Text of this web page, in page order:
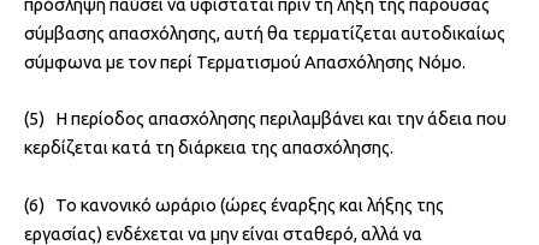
πρόσληψη παύσει να υφίσταται πριν τη λήξη της παρούσας
σύμβασης απασχόλησης, αυτή θα τερματίζεται αυτοδικαίως
σύμφωνα με τον περί Τερματισμού Απασχόλησης Νόμο.
(5) Η περίοδος απασχόλησης περιλαμβάνει και την άδεια που
κερδίζεται κατά τη διάρκεια της απασχόλησης.
(6) Το κανονικό ωράριο (ώρες έναρξης και λήξης της
εργασίας) ενδέχεται να μην είναι σταθερό, αλλά να